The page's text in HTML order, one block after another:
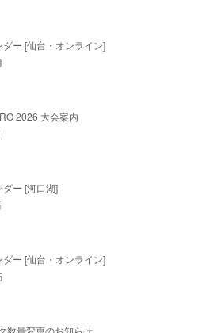
ー [仙台・オンライン]
2026 大会案内
ー [河口湖]
ー [仙台・オンライン]